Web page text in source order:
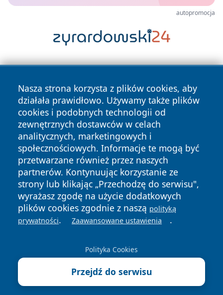
autopromocja
Nasza strona korzysta z plików cookies, aby
działała prawidłowo. Używamy także plików
cookies i podobnych technologii od
zewnętrznych dostawców w celach
analitycznych, marketingowych i
społecznościowych. Informacje te mogą być
przetwarzane również przez naszych
partnerów. Kontynuując korzystanie ze
strony lub klikając „Przechodzę do serwisu",
wyrażasz zgodę na użycie dodatkowych
plików cookies zgodnie z naszą polityką
prywatności. Zaawansowane ustawienia .
Polityka Cookies
Przejdź do serwisu
Copyright © 2026 wrotachorzowa.pl Wszystkie prawa
zastrzeżone.
News Autorzy
Polityka
Prywatności
Polityka
Cookies